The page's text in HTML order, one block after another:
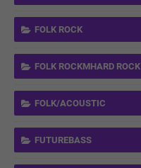
FOLK ROCK
FOLK ROCKMHARD ROCK
FOLK/ACOUSTIC
FUTUREBASS